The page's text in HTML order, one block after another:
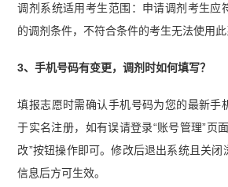
调剂系统适用考生范围：申请调剂考生应
的调剂条件，不符合条件的考生无法使用此
3、手机号码有变更，调剂时如何填写？
填报志愿时需确认手机号码为您的最新手
于实名注册，如有误请登录“账号管理”页
改”按钮操作即可。修改后退出系统且关
信息后方可生效。